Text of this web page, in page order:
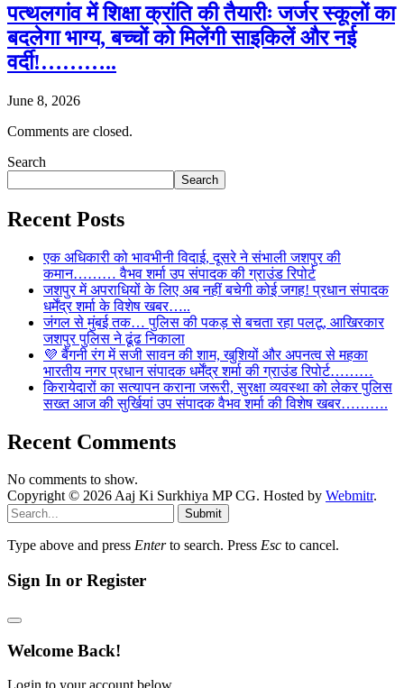
पत्थलगांव में शिक्षा क्रांति की तैयारीः जर्जर स्कूलों का
बदलेगा भाग्य, बच्चों को मिलेंगी साइकिलें और नई
वर्दी!………..
June 8, 2026
Comments are closed.
Search
Search
Recent Posts
एक अधिकारी को भावभीनी विदाई, दूसरे ने संभाली जशपुर की
कमान……… वैभव शर्मा उप संपादक की ग्राउंड रिपोर्ट
जशपुर में अपराधियों के लिए अब नहीं बचेगी कोई जगह! प्रधान संपादक
धर्मेंद्र शर्मा के विशेष खबर…..
जंगल से मुंबई तक… पुलिस की पकड़ से बचता रहा पलटू, आखिरकार
जशपुर पुलिस ने ढूंढ निकाला
💜 बैंगनी रंग में सजी सावन की शाम, खुशियों और अपनत्व से महका
भारतीय नगर प्रधान संपादक धर्मेंद्र शर्मा की ग्राउंड रिपोर्ट………
किरायेदारों का सत्यापन कराना जरूरी, सुरक्षा व्यवस्था को लेकर पुलिस
सख्त आज की सुर्खियां उप संपादक वैभव शर्मा की विशेष खबर……….
Recent Comments
No comments to show.
Copyright © 2026 Aaj Ki Surkhiya MP CG. Hosted by Webmitr.
Submit
Type above and press Enterto search. Press Esc to cancel.
Sign In or Register
Welcome Back!